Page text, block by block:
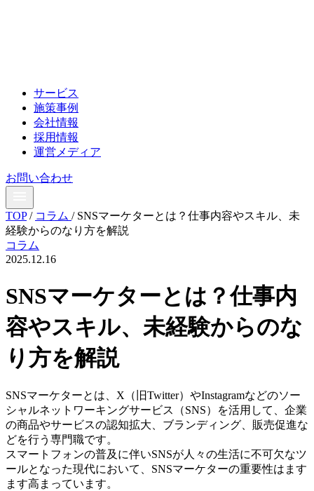
サービス
施策事例
会社情報
採用情報
運営メディア
お問い合わせ
TOP / コラム / SNSマーケターとは？仕事内容やスキル、未
経験からのなり方を解説
コラム
2025.12.16
SNSマーケターとは？仕事内
容やスキル、未経験からのな
り方を解説
SNSマーケターとは、X（旧Twitter）やInstagramなどのソー
シャルネットワーキングサービス（SNS）を活用して、企業
の商品やサービスの認知拡大、ブランディング、販売促進な
どを行う専門職です。
スマートフォンの普及に伴いSNSが人々の生活に不可欠なツ
ールとなった現代において、SNSマーケターの重要性はます
ます高まっています。